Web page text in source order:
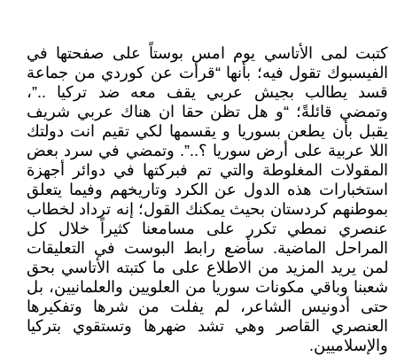
كتبت لمى الأتاسي يوم امس بوستاً على صفحتها في
الفيسبوك تقول فيه؛ بأنها “قرأت عن كوردي من جماعة
قسد يطالب بجيش عربي يقف معه ضد تركيا ..”،
وتمضي قائلةً؛ “و هل تظن حقا ان هناك عربي شريف
يقبل بأن يطعن بسوريا و يقسمها لكي تقيم انت دولتك
اللا عربية على أرض سوريا ؟..”. وتمضي في سرد بعض
المقولات المغلوطة والتي تم فبركتها في دوائر أجهزة
استخبارات هذه الدول عن الكرد وتاريخهم وفيما يتعلق
بموطنهم كردستان بحيث يمكنك القول؛ إنه ترداد لخطاب
عنصري نمطي تكرر على مسامعنا كثيراً خلال كل
المراحل الماضية. سأضع رابط البوست في التعليقات
لمن يريد المزيد من الاطلاع على ما كتبته الأتاسي بحق
شعبنا وباقي مكونات سوريا من العلويين والعلمانيين، بل
حتى أدونيس الشاعر، لم يفلت من شرها وتفكيرها
العنصري القاصر وهي تشد ضهرها وتستقوي بتركيا
والإسلاميين.